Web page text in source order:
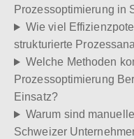
Prozessoptimierung in
Wie viel
strukturierte
Welche Methoden
Prozessoptimierung
Einsatz?
Warum sind
Schweizer